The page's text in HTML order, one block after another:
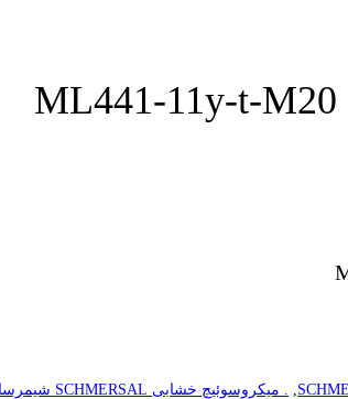
, . میکروسوئیچ خشابی SCHMERSAL شیمرسال مدل AZ15-ZVRK